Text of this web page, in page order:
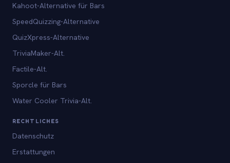
Kahoot-Alternative für Bars
SpeedQuizzing-Alternative
QuizXpress-Alternative
TriviaMaker-Alt.
Factile-Alt.
Sporcle für Bars
Water Cooler Trivia-Alt.
RECHTLICHES
Datenschutz
Erstattungen